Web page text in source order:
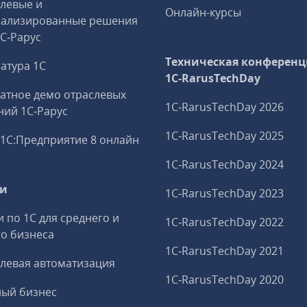
и
решения
1С
демо отраслевых
1С‑Рарус
8 онлайн
по 1С для среднего и
бизнеса
автоматизация
бизнес
Онлайн-курсы
Техническая
1C‑RarusTechDay
1C‑RarusTechDay 2026
1C‑RarusTechDay 2025
1C‑RarusTechDay 2024
1C‑RarusTechDay 2023
1C‑RarusTechDay 2022
1C‑RarusTechDay 2021
1C‑RarusTechDay 2020